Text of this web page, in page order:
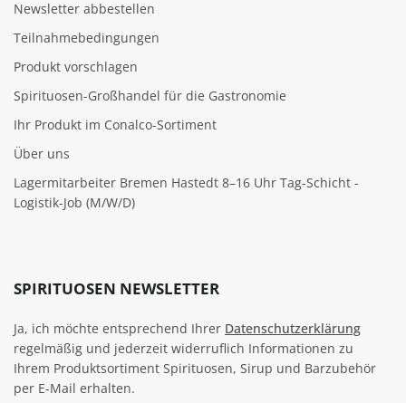
Newsletter abbestellen
Teilnahmebedingungen
Produkt vorschlagen
Spirituosen-Großhandel für die Gastronomie
Ihr Produkt im Conalco-Sortiment
Über uns
Lagermitarbeiter Bremen Hastedt 8–16 Uhr Tag-Schicht -
Logistik-Job (M/W/D)
SPIRITUOSEN NEWSLETTER
Ja, ich möchte entsprechend Ihrer Datenschutzerklärung
regelmäßig und jederzeit widerruflich Informationen zu
Ihrem Produktsortiment Spirituosen, Sirup und Barzubehör
per E-Mail erhalten.